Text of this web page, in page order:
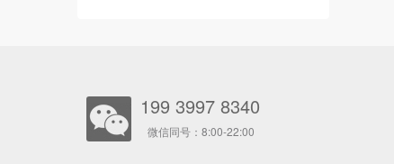
199 3997 8340
微信同号：8:00-22:00